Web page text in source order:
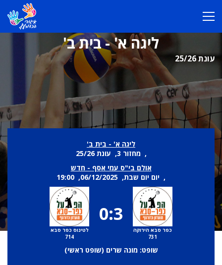
ליגה א' - בית ב'
עונת 25/26
ליגה א' - בית ב'
, מחזור 3, עונת 25/26
אולם בי"ס עמי אסף - חדש
, יום יום שבת, 06/12/2025, 19:00
כפר סבא הירוקה
731
0:3
לטינוס כפר סבא
714
שופט: מונה שרים (שופט ראשי)